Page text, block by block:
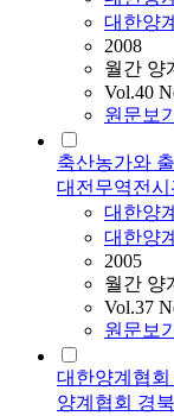
대한양
2008
월간 양
Vol.40
원문보기
축산농가와
대전무역전시
대한양
대한양
2005
월간 양
Vol.37
원문보기
대한양계협
양계협회 경